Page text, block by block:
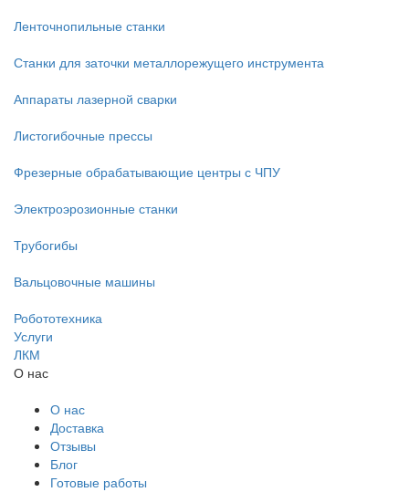
Ленточнопильные станки
Станки для заточки металлорежущего инструмента
Аппараты лазерной сварки
Листогибочные прессы
Фрезерные обрабатывающие центры с ЧПУ
Электроэрозионные станки
Трубогибы
Вальцовочные машины
Робототехника
Услуги
ЛКМ
О нас
О нас
Доставка
Отзывы
Блог
Готовые работы